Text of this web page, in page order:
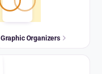
Graphic Organizers